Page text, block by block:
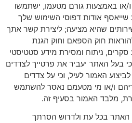
או באמצעות גורם מטעמו, ישתמשו
אודות דפוסי השימוש שלך
שהיא מציעה; ליצירת קשר אתך
חוק הספאם וחוק הגנת
סקרים, ניתוח ומסירת מידע סטטיסטי
בעל האתר יעביר את פרטייך לצדדים
האמור לעיל, וכי על צדדים
ו/או מי מטעמם נאסר להשתמש
מלבד האמור בסעיף זה.
האתר בכל עת ולדרוש הסרתך